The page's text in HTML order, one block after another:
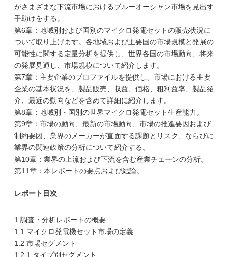
がさまざまな下流市場におけるブルーオーシャン市場を見出す
手助けをする。
第6章：地域別および国別のマイクロ発電セットの販売状況に
ついて取り上げます。各地域および主要国の市場規模と発展の
可能性に関する定量分析を提供し、世界各国の市場動向、将来
の発展見通し、市場規模について紹介します。
第7章：主要企業のプロファイルを提供し、市場における主要
企業の基本状況を、製品販売、収益、価格、粗利益率、製品紹
介、最近の動向などを含めて詳細に紹介します。
第8章：地域別・国別の世界マイクロ発電セット生産能力。
第9章：市場の動向、最新の市場動向、市場の推進要因および
制約要因、業界のメーカーが直面する課題とリスク、ならびに
業界の関連政策の分析について紹介する。
第10章：業界の上流および下流を含む産業チェーンの分析。
第11章：本レポートの要点および結論。
レポート目次
1 調査・分析レポートの概要
1.1 マイクロ発電機セット市場の定義
1.2 市場セグメント
1.2.1 タイプ別セグメント